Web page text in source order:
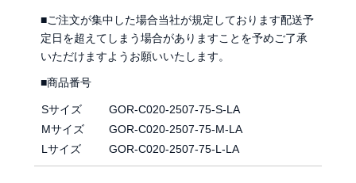
■ご注文が集中した場合当社が規定しております配送予
定日を超えてしまう場合がありますことを予めご了承
いただけますようお願いいたします。
■商品番号
Sサイズ
GOR-C020-2507-75-S-LA
Mサイズ
GOR-C020-2507-75-M-LA
Lサイズ
GOR-C020-2507-75-L-LA